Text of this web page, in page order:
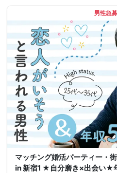
男性急募
マッチング婚活パーティー・
in 新宿1 ★自分磨き×出会い★